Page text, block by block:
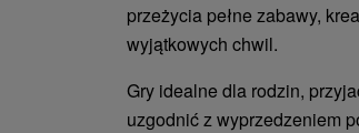
przeżycia pełne zabawy,
wyjątkowych chwil.
Gry idealne dla rodzin,
uzgodnić z wyprzedzeniem